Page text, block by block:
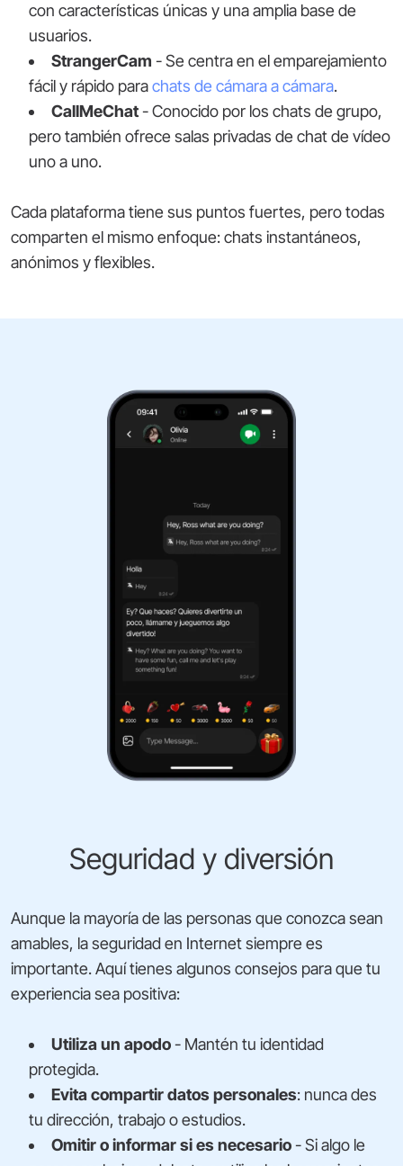
con características únicas y una amplia base de
usuarios.
StrangerCam - Se centra en el emparejamiento
fácil y rápido parachats de cámara a cámara.
CallMeChat- Conocido por los chats de grupo,
pero también ofrece salas privadas de chat de vídeo
uno a uno.
Cada plataforma tiene sus puntos fuertes, pero todas
comparten el mismo enfoque: chats instantáneos,
anónimos y flexibles.
Seguridad y diversión
Aunque la mayoría de las personas que conozca sean
amables, la seguridad en Internet siempre es
importante. Aquí tienes algunos consejos para que tu
experiencia sea positiva:
Utiliza un apodo- Mantén tu identidad
protegida.
Evita compartir datos personales: nunca des
tu dirección, trabajo o estudios.
Omitir o informar si es necesario- Si algo le